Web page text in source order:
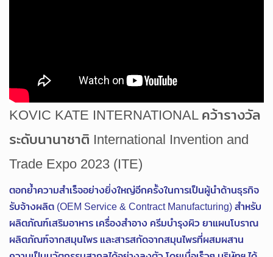
KOVIC KATE INTERNATIONAL คว้ารางวัล
ระดับนานาชาติ International Invention and
Trade Expo 2023 (ITE)
ตอกย้ำความสำเร็จอย่างยิ่งใหญ่อีกครั้งในการเป็นผู้นำด้านธุรกิจ
รับจ้างผลิต (OEM Service & Contract Manufacturing) สำหรับ
ผลิตภัณฑ์เสริมอาหาร เครื่องสําอาง ครีมบำรุงผิว ยาแผนโบราณ
ผลิตภัณฑ์จากสมุนไพร และสารสกัดจากสมุนไพรที่ผสมผสาน